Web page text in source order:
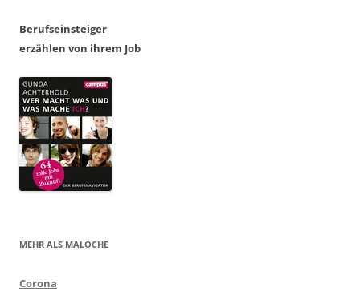
Berufseinsteiger
erzählen von ihrem Job
MEHR ALS MALOCHE
Corona